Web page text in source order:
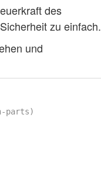
des
zu einfach.
und
parts)